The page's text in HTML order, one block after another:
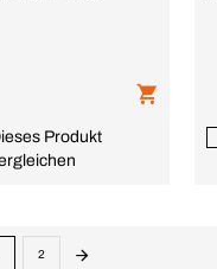
Produkt
2